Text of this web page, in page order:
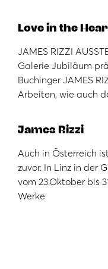
Love in the
JAMES RIZZI
Galerie Jubiläum
Buchinger JAMES
Arbeiten, wie auch
James Rizzi
Auch in Österreich
zuvor. In Linz in der
vom 23.Oktober bis
Werke